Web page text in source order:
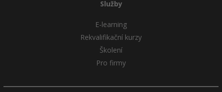
Služby
E-learning
Rekvalifikační kurzy
Školení
Pro firmy